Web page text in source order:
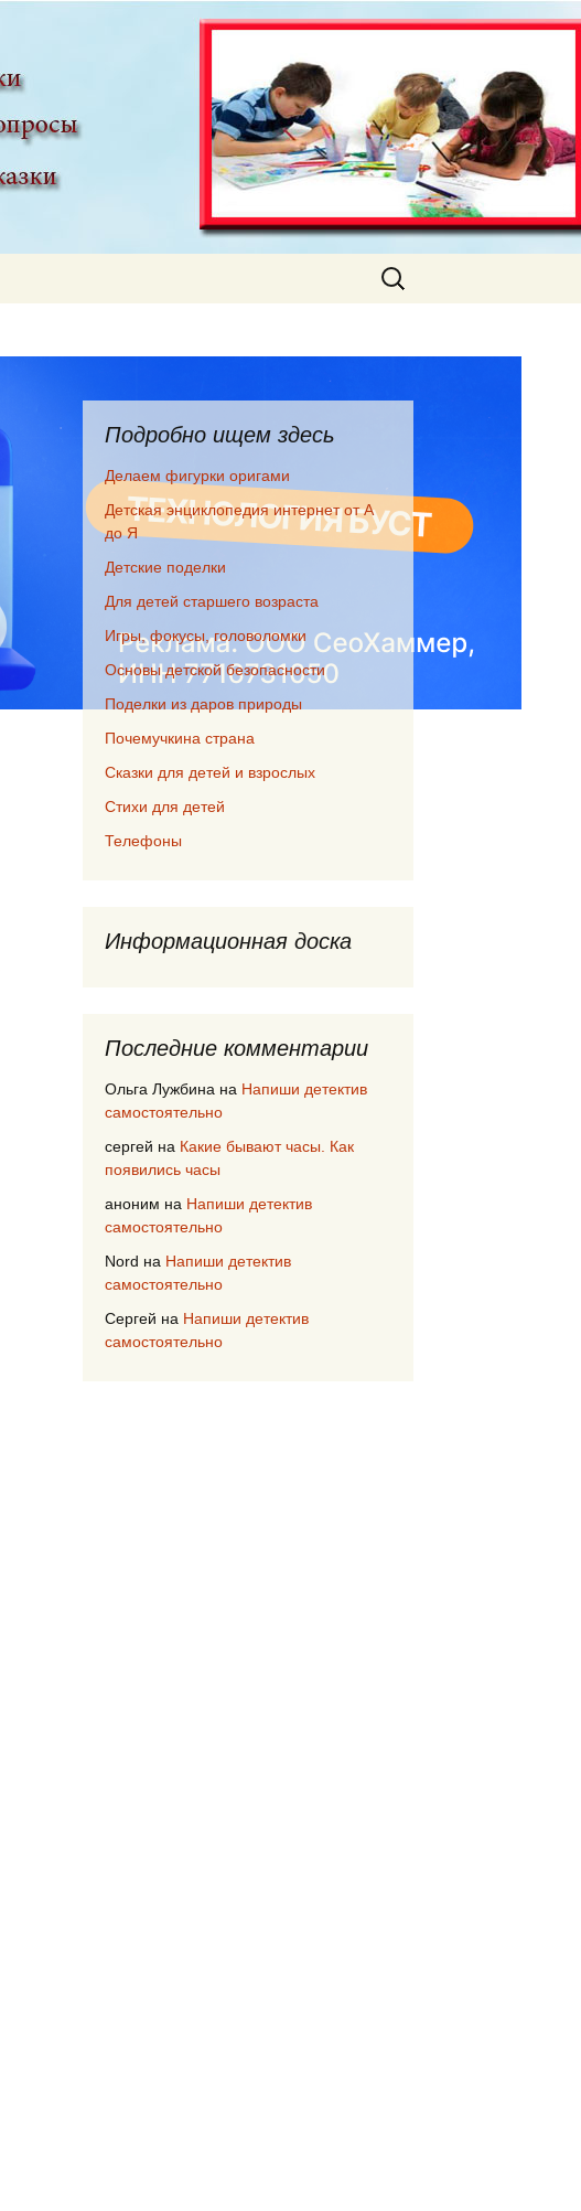
Искать:
Подробно ищем здесь
Делаем фигурки оригами
Детская энциклопедия интернет от А
до Я
Детские поделки
Для детей старшего возраста
Игры, фокусы, головоломки
Основы детской безопасности
Поделки из даров природы
Почемучкина страна
Сказки для детей и взрослых
Стихи для детей
Телефоны
Информационная доска
Последние комментарии
Ольга Лужбина на Напиши детектив
самостоятельно
сергей на Какие бывают часы. Как
появились часы
аноним на Напиши детектив
самостоятельно
Nord на Напиши детектив
самостоятельно
Сергей на Напиши детектив
самостоятельно